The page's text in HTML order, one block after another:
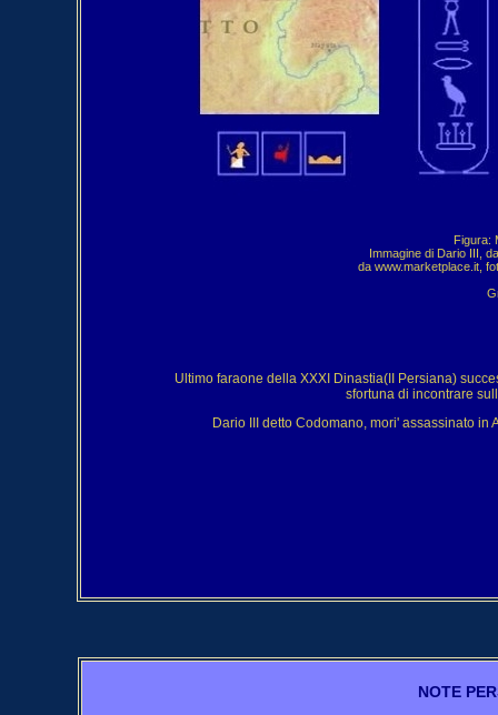
Figura:
Immagine di Dario III,
da www.marketplace.it,
Ultimo faraone della XXXI Dinastia(II Persiana)
sfortuna di incontrare
Dario III detto Codomano, mori' assassinato
NOTE